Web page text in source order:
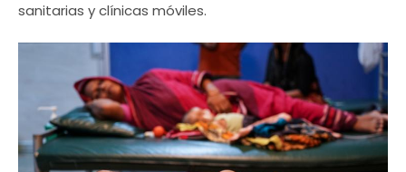
sanitarias y clínicas móviles.